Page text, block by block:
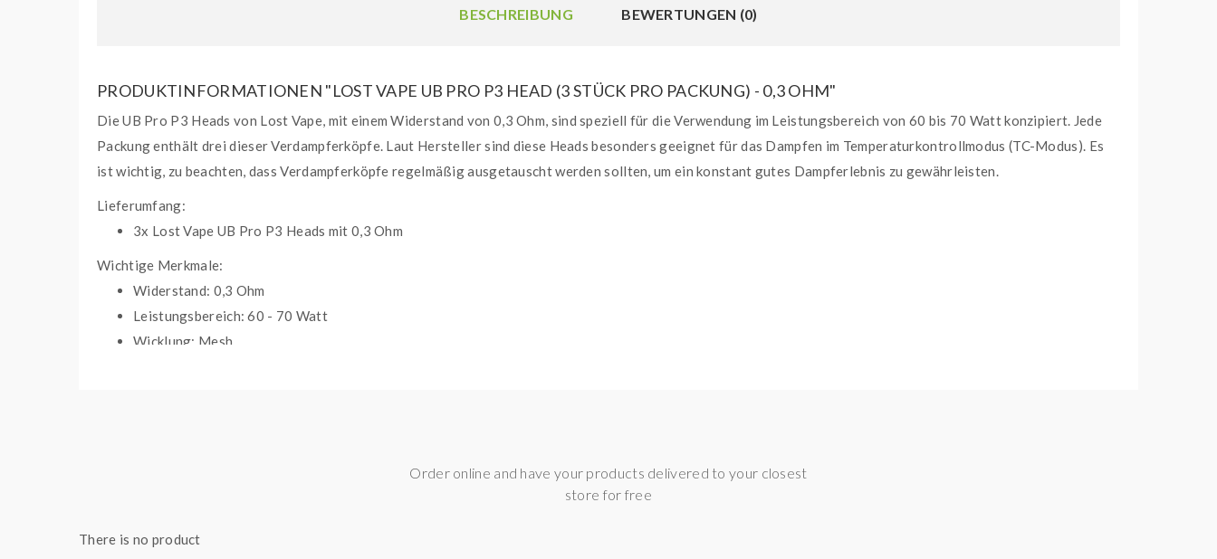
BESCHREIBUNG BEWERTUNGEN (0)
PRODUKTINFORMATIONEN "LOST VAPE UB PRO P3 HEAD (3 STÜCK PRO PACKUNG) - 0,3 OHM"
Die UB Pro P3 Heads von Lost Vape, mit einem Widerstand von 0,3 Ohm, sind speziell für die Verwendung im Leistungsbereich von 60 bis 70 Watt konzipiert. Jede
Packung enthält drei dieser Verdampferköpfe. Laut Hersteller sind diese Heads besonders geeignet für das Dampfen im Temperaturkontrollmodus (TC-Modus). Es
ist wichtig, zu beachten, dass Verdampferköpfe regelmäßig ausgetauscht werden sollten, um ein konstant gutes Dampferlebnis zu gewährleisten.
Lieferumfang:
3x Lost Vape UB Pro P3 Heads mit 0,3 Ohm
Wichtige Merkmale:
Widerstand: 0,3 Ohm
Leistungsbereich: 60 - 70 Watt
Wicklung: Mesh
Order online and have your products delivered to your closest
store for free
There is no product